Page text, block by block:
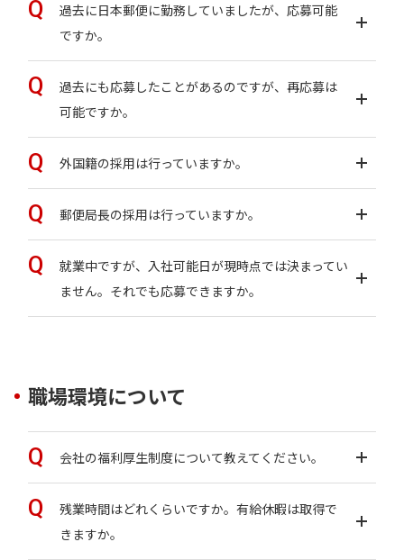
過去に日本郵便に勤務していましたが、応募可能
ですか。
過去にも応募したことがあるのですが、再応募は
可能ですか。
外国籍の採用は行っていますか。
郵便局長の採用は行っていますか。
就業中ですが、入社可能日が現時点では決まってい
ません。それでも応募できますか。
職場環境について
会社の福利厚生制度について教えてください。
残業時間はどれくらいですか。有給休暇は取得で
きますか。